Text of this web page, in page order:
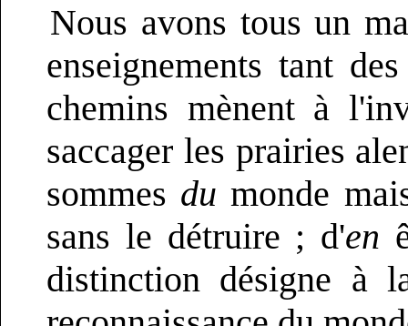
Nous avons tous un
enseignements tant
chemins mènent à
saccager les prairies
sommes du monde
sans le détruire ; d'en
distinction désigne à